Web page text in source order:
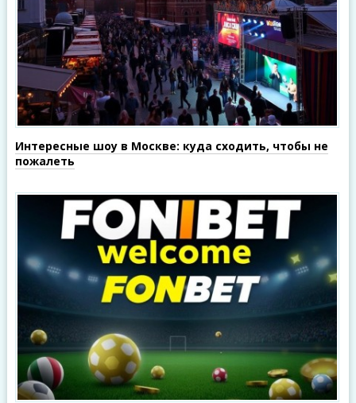
Интересные шоу в Москве: куда сходить, чтобы не
пожалеть